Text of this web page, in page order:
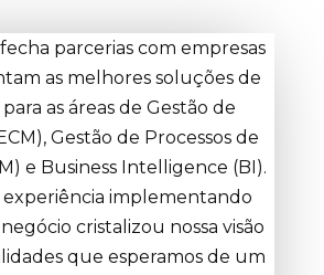
parcerias com empresas
as melhores soluções de
as áreas de Gestão de
Gestão de Processos de
e Business Intelligence (BI).
experiência implementando
cristalizou nossa visão
que esperamos de um